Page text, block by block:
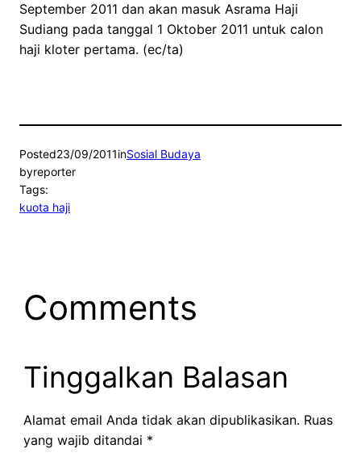
September 2011 dan akan masuk Asrama Haji
Sudiang pada tanggal 1 Oktober 2011 untuk calon
haji kloter pertama. (ec/ta)
Posted23/09/2011inSosial Budaya
byreporter
Tags:
kuota haji
Comments
Tinggalkan Balasan
Alamat email Anda tidak akan dipublikasikan. Ruas
yang wajib ditandai *